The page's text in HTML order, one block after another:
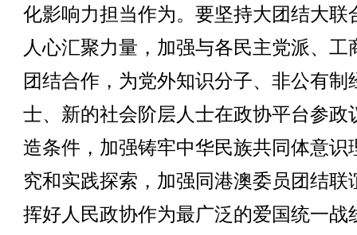
化影响力担当作为。要坚持大团结大联
人心汇聚力量，加强与各民主党派、工
团结合作，为党外知识分子、非公有制
士、新的社会阶层人士在政协平台参政
造条件，加强铸牢中华民族共同体意识
究和实践探索，加强同港澳委员团结联
挥好人民政协作为最广泛的爱国统一战